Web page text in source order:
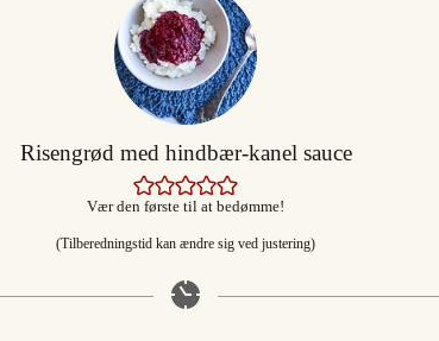
Risengrød med hindbær-kanel sauce
Vær den første til at bedømme!
(Tilberedningstid kan ændre sig ved justering)